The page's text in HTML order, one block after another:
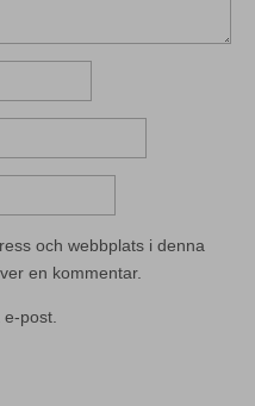
och webbplats i denna
en kommentar.
post.